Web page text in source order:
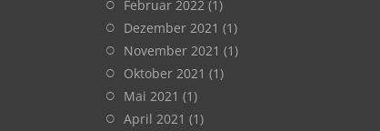
Februar 2022 (1)
Dezember 2021 (1)
November 2021 (1)
Oktober 2021 (1)
Mai 2021 (1)
April 2021 (1)